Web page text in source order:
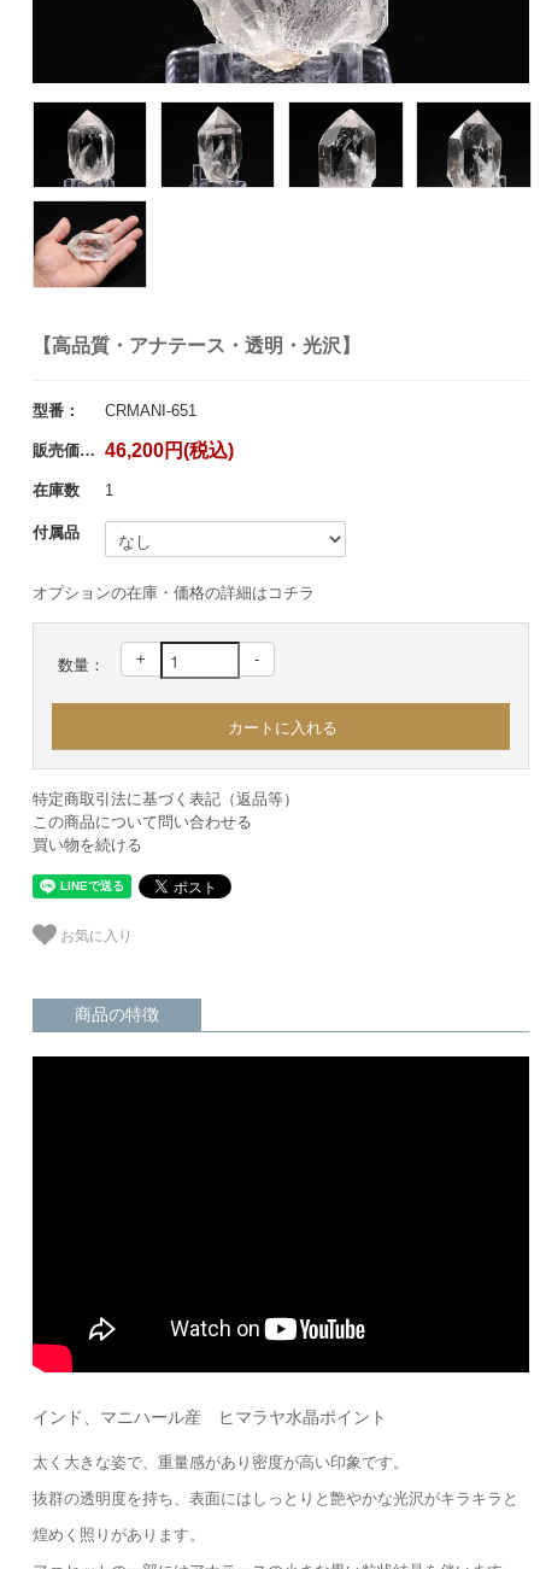
【高品質・アナテース・透明・光沢】
型番： CRMANI-651
販売価格： 46,200円(税込)
在庫数 1
付属品
オプションの在庫・価格の詳細はコチラ
数量： + -
特定商取引法に基づく表記（返品等）
この商品について問い合わせる
買い物を続ける
お気に入り
商品の特徴
インド、マニハール産 ヒマラヤ水晶ポイント
太く大きな姿で、重量感があり密度が高い印象です。
抜群の透明度を持ち、表面にはしっとりと艶やかな光沢がキラキラと
煌めく照りがあります。